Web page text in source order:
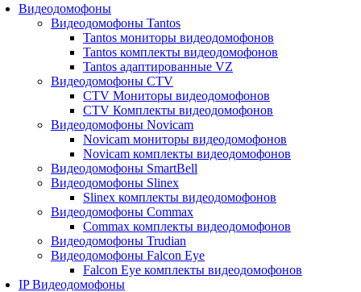
Видеодомофоны
Видеодомофоны Tantos
Tantos мониторы видеодомофонов
Tantos комплекты видеодомофонов
Tantos адаптированные VZ
Видеодомофоны CTV
CTV Мониторы видеодомофонов
CTV Комплекты видеодомофонов
Видеодомофоны Novicam
Novicam мониторы видеодомофонов
Novicam комплекты видеодомофонов
Видеодомофоны SmartBell
Видеодомофоны Slinex
Slinex комплекты видеодомофонов
Видеодомофоны Commax
Commax комплекты видеодомофонов
Видеодомофоны Trudian
Видеодомофоны Falcon Eye
Falcon Eye комплекты видеодомофонов
IP Видеодомофоны